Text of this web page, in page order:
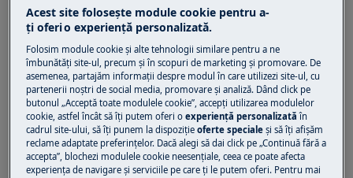
Cod de eroare i20 - problemă de scurgere a apei
1. Verificați dacă scurgerea chiuvetei nu este
înfundată
2. Verificați dacă filtrul din furtunul de
evacuare este înfundat
3. Verificați dacă sistemul de filtrare intern
este înfundat
Acest site folosește module cookie pentru a-
ţi oferi o experienţă personalizată.
Folosim module cookie și alte tehnologii similare pentru a ne
îmbunătăţi site-ul, precum și în scopuri de marketing și promovare. De
asemenea, partajăm informaţii despre modul în care utilizezi site-ul, cu
partenerii noștri de social media, promovare și analiză. Dând click pe
butonul „Acceptă toate modulele cookie”, accepţi utilizarea modulelor
cookie, astfel încât să îţi putem oferi oexperienţă personalizată în
cadrul site-ului, să îţi punem la dispoziţieoferte speciale și să îţi afișăm
reclame adaptate preferinţelor. Dacă alegi să dai click pe „Continuă fără a
accepta”, blochezi modulele cookie neesenţiale, ceea ce poate afecta
experienţa de navigare și serviciile pe care ţi le putem oferi. Pentru mai